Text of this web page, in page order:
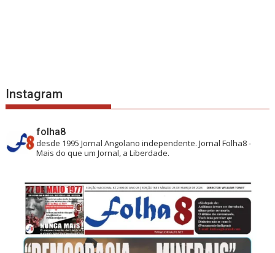
Instagram
folha8
desde 1995 Jornal Angolano independente.Jornal Folha8 -
Mais do que um Jornal, a Liberdade.